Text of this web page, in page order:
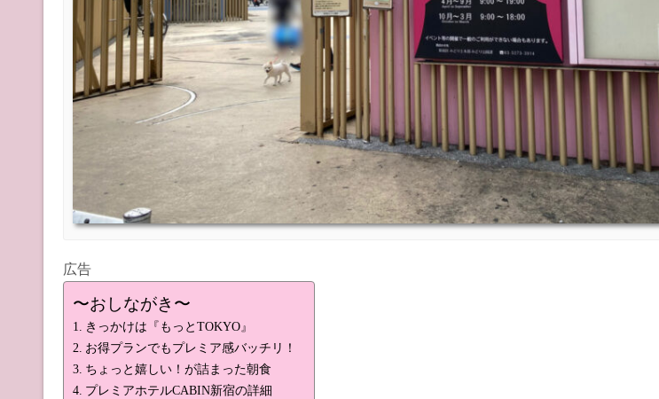
広告
〜おしながき〜
きっかけは『もっとTOKYO』
お得プランでもプレミア感バッチリ！
ちょっと嬉しい！が詰まった朝食
プレミアホテルCABIN新宿の詳細